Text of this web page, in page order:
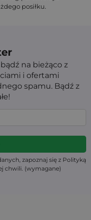
posiłku.
na bieżąco z
i ofertami
spamu. Bądź z
zapoznaj się z Polityką
chwili. (wymagane)